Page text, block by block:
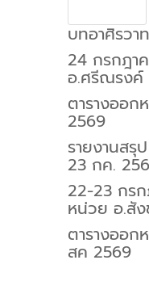
บทอาศิรว
24 กรกฎา
อ.ศรีณรงค์
ตารางออ
2569
รายงานส
23 กค.
22-23 กร
หน่วย อ.สั
ตารางออ
สค 2569